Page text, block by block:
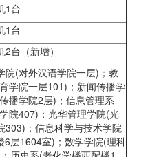
1台
1台
台（新增）
院(对外汉语学院一层)；教
学院一层101)；新闻传播学
播学院2层)；信息管理系
院407)；光华管理学院(光
303)；信息科学与技术学院
6层1604室)；数学学院(理科